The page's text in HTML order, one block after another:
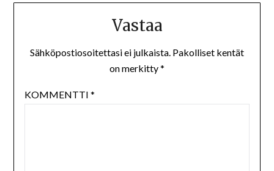
Vastaa
Sähköpostiosoitettasi ei julkaista. Pakolliset kentät
on merkitty*
KOMMENTTI *